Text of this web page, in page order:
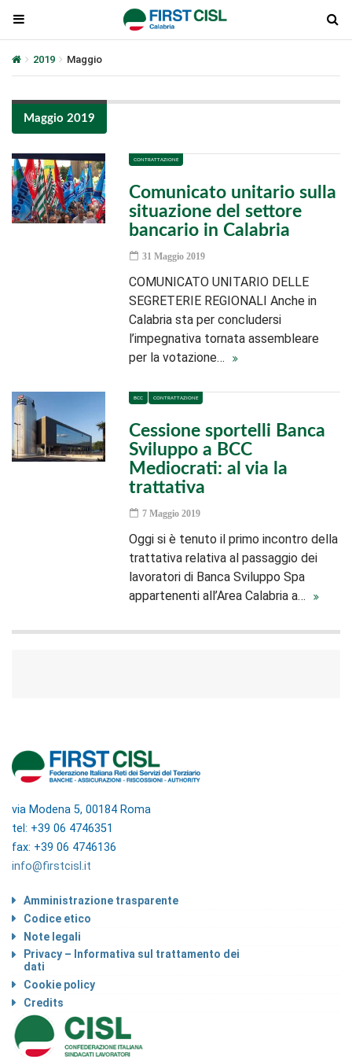
2019 Maggio
Maggio 2019
CONTRATTAZIONE
Comunicato unitario sulla
situazione del settore
bancario in Calabria
31 Maggio 2019
COMUNICATO UNITARIO DELLE
SEGRETERIE REGIONALI Anche in
Calabria sta per concludersi
l’impegnativa tornata assembleare
per la votazione…
BCC CONTRATTAZIONE
Cessione sportelli Banca
Sviluppo a BCC
Mediocrati: al via la
trattativa
7 Maggio 2019
Oggi si è tenuto il primo incontro della
trattativa relativa al passaggio dei
lavoratori di Banca Sviluppo Spa
appartenenti all’Area Calabria a…
via Modena 5, 00184 Roma
tel: +39 06 4746351
fax: +39 06 4746136
info@firstcisl.it
Amministrazione trasparente
Codice etico
Note legali
Privacy – Informativa sul trattamento dei
dati
Cookie policy
Credits